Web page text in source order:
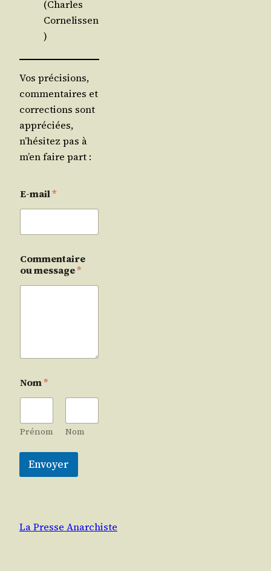
(Charles
Cornelissen
)
Vos précisions,
commentaires et
corrections sont
appréciées,
n’hésitez pas à
m’en faire part :
E-mail*
Commentaire
ou message*
Nom*
Prénom Nom
Envoyer
La Presse Anarchiste